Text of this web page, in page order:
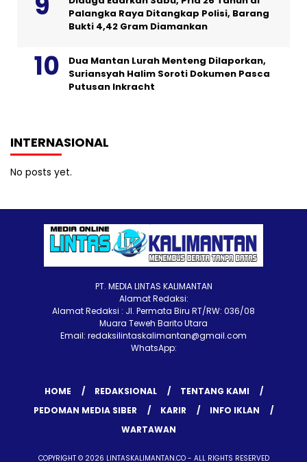
Palangka Raya Ditangkap Polisi, Barang
Bukti 4,42 Gram Diamankan
Dua Mantan Lurah Menteng Dilaporkan,
Suriansyah Halim Soroti Dokumen Pasca
Putusan Inkracht
INTERNASIONAL
No posts yet.
PT. MEDIA LINTAS KALIMANTAN
Alamat Redaksi:
Alamat Redaksi : Jl. Permata Biru RT/RW: 036/08
Muara Teweh Barito Utara
Email: redaksilintaskalimantan@gmail.com
WhatsApp:
HOME REDAKSIONAL
TENTANG KAMI
PEDOMAN MEDIA SIBER
KARIR
INFO IKLAN
WARTAWAN
COPYRIGHT © 2026 LINTASKALIMANTAN.CO - ALL RIGHTS RESERVED